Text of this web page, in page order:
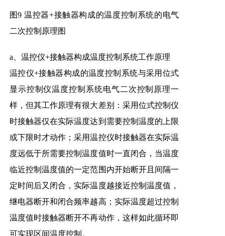
图9 温控器+接触器构成的温度控制系统的电气
二次控制原理图
a、温控仪+接触器构成温度控制系统工作原理
温控仪+接触器构成的温度控制系统与采用位式
显示控制仪温度控制系统电气二次控制原理一
样，但其工作原理有很大差别：采用位式控制仪
时接触器仅在实际温度达到需要控制温度的上限
或下限时才动作；采用温控仪时接触器在实际温
度远低于所需要控制温度值时一直闭合，当温度
临近控制温度值的一定范围内开始断开且间隔一
定时间后又闭合，实际温度越接近控制温度值，
继电器断开和闭合频率越高；实际温度超过控制
温度值时接触器断开不再动作，这样如此循环即
可实现区间温度控制。